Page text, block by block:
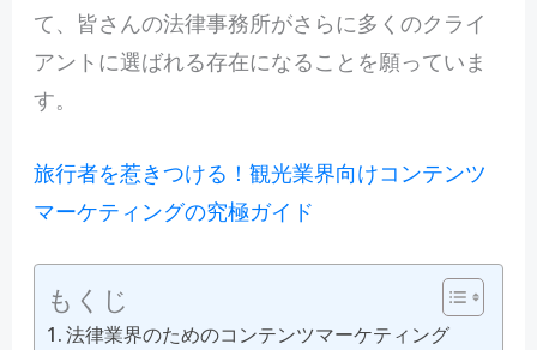
て、皆さんの法律事務所がさらに多くのクライ
アントに選ばれる存在になることを願っていま
す。
旅行者を惹きつける！観光業界向けコンテンツ
マーケティングの究極ガイド
もくじ
法律業界のためのコンテンツマーケティング